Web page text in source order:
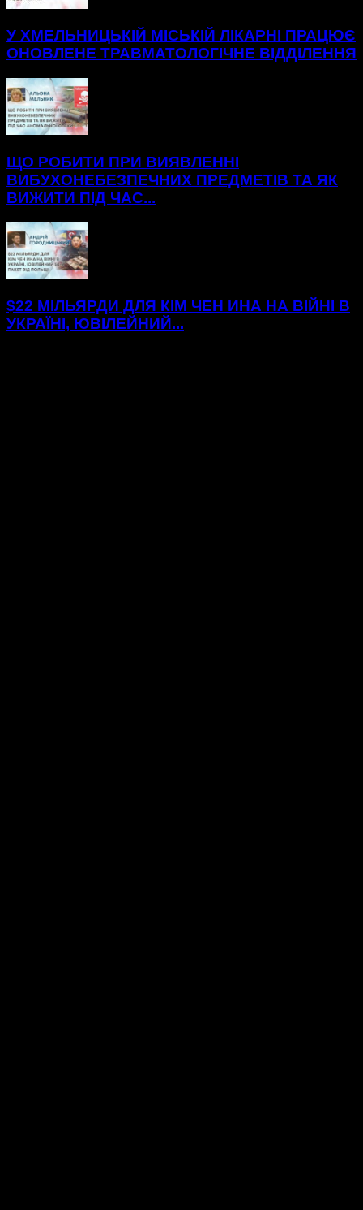
У ХМЕЛЬНИЦЬКІЙ МІСЬКІЙ ЛІКАРНІ ПРАЦЮЄ
ОНОВЛЕНЕ ТРАВМАТОЛОГІЧНЕ ВІДДІЛЕННЯ
ЩО РОБИТИ ПРИ ВИЯВЛЕННІ
ВИБУХОНЕБЕЗПЕЧНИХ ПРЕДМЕТІВ ТА ЯК
ВИЖИТИ ПІД ЧАС...
$22 МІЛЬЯРДИ ДЛЯ КІМ ЧЕН ИНА НА ВІЙНІ В
УКРАЇНІ, ЮВІЛЕЙНИЙ...